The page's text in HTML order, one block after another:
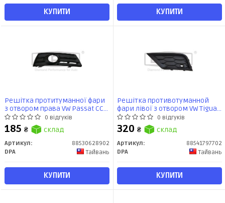
КУПИТИ КУПИТИ
Решітка протитуманної фари
з отвором права VW Passat CC
(357) (08-12) (88530628902) DPA
0 відгуків
185 ₴ склад
Артикул:
88530628902
DPA
Тайвань
КУПИТИ
Решітка противотуманной
фари лівої з отвором VW Tiguan
(16-) (88541797702) DPA
0 відгуків
320 ₴ склад
Артикул:
88541797702
DPA
Тайвань
КУПИТИ